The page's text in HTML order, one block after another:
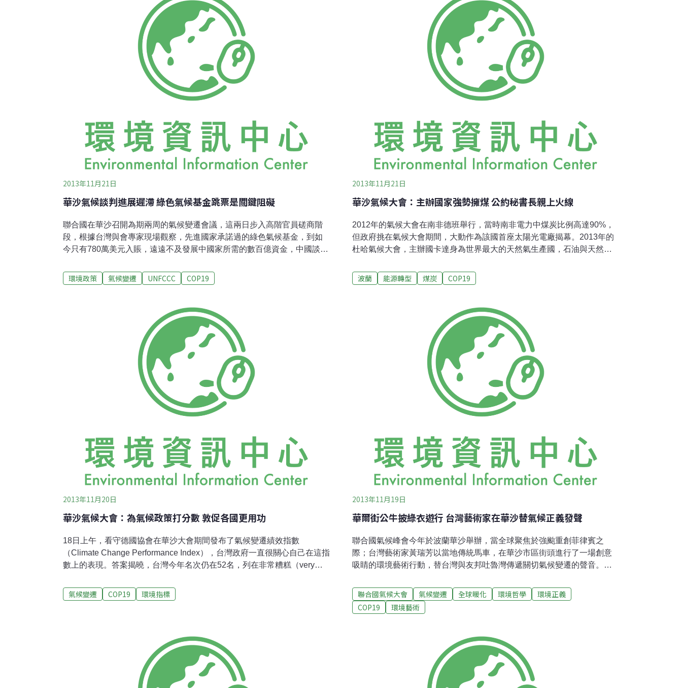
是妥協下的產物，僅將原則性文字置入。其中最具爭議的一點是，裡面尚
未包含減碳承諾，而是這樣寫的：「請各締約國著手或加強國內準備工
作，各國政府透過議定書或法條，產出本國的國家減碳貢獻…。」這裡原
本使用的是「承諾」（commitments），
Hedegaard解釋，「我們不可能有一種制度，是全球不管哪裡一發生嚴重
氣候事件，就自動繳出補償金。」氣候融資 氣候會談最爭議話題海燕颱風
在菲律賓造成的災情讓許多貧窮國家開始重視補償金的來源。世界銀行指
出，過去十年來，極端氣候事件造成的全球經濟損失已飆升到每年近2
2013年11月21日
華沙氣候談判進展遲滯 綠色氣候基金跳票是關鍵阻礙
聯合國在華沙召開為期兩周的氣候變遷會議，這兩日步入高階官員磋商階
段，根據台灣與會專家現場觀察，先進國家承諾過的綠色氣候基金，到如
今只有780萬美元入賬，遠遠不及發展中國家所需的數百億資金，中國談判
關鍵。氣象專家彭啟明解讀此訊息為：先進國家必須以實際的資金投入來
表現政治決心、展現誠意，談判才能進展下去，否則就談不出結果。同樣
談判的關鍵。由於各國已訂出在2015年提出新的協議，使得這次的華沙會
議注定是過渡階段，目前看來談判進度緩慢，觀望態度居多。其實從聯合
國秘書長潘基文的公開談話中，也可看出氣候基金在這次談判中扮演的關
鍵角色。據聯合國官方消息，潘基文對各國領導人公開談話時，呼籲要把
環境列為優先的國內政治課題，也要提供實質的氣候基金，好讓談判得以
持續進行，以利預訂20
環境政策 氣候變遷 UNFCCC COP19
2013年11月21日
華沙氣候大會：主辦國家強勢擁煤 公約秘書長親上火線
2012年的氣候大會在南非德班舉行，當時南非電力中煤炭比例高達90%，
但政府挑在氣候大會期間，大動作為該國首座太陽光電廠揭幕。2013年的
杜哈氣候大會，主辦國卡達身為世界最大的天然氣生產國，石油與天然氣
碳承諾，此外，主會場所在的綠建築則極度彰顯該國重視能源效率的決
心。然而今年，波蘭政府則是跌破大家眼鏡，直接由經濟部出面與世界煤
的環境部長Marcin Korolec則在議程還在進行的中途，在內閣改組中被解
職，但大會主席職務仍將繼續。取代他的是原波蘭副財長Maciej
Grabowski，已經公開宣示首要任務是推動頁岩氣（shale gas）的開採。
從來沒有主辦國這麼絕，這相當令人玩味。煤炭高峰會邀請氣候變遷公約
組織秘書長Christiana Figuere
波蘭 能源轉型 煤炭 COP19
2013年11月20日
華沙氣候大會：為氣候政策打分數 敦促各國更用功
18日上午，看守德國協會在華沙大會期間發布了氣候變遷績效指數
（Climate Change Performance Index），台灣政府一直很關心自己在這指
數上的表現。答案揭曉，台灣今年名次仍在52名，列在非常糟糕（very
的表現，是否有正向的參考價值讓我們參照與依循。氣候變遷績效指數針
對58大溫室氣體排放國家進行評估，而前三名總因為減碳目標力道不足而
可從政策監督角度，更高標準檢查各國政府氣候政策。舉例來說，德國一
直被認為是氣候與能源政策上的模範生，但卻從去年的第8名大幅退後到第
19名，對剛以能源轉型政策獲選連任的梅克爾總理來說，情何以堪。看守
德國計畫主持人Jan Burck說明，在歐盟層次上
氣候變遷 COP19 環境指標
2013年11月19日
華爾街公牛披綠衣遊行 台灣藝術家在華沙替氣候正義發聲
聯合國氣候峰會今年於波蘭華沙舉辦，當全球聚焦於強颱重創菲律賓之
際；台灣藝術家黃瑞芳以當地傳統馬車，在華沙市區街頭進行了一場創意
吸睛的環境藝術行動，替台灣與友邦吐魯灣傳遞關切氣候變遷的聲音。黃
一場以當地傳統馬車裝載象徵資本主義的華爾街公牛雕塑；他表示，以滿
腦腸肥的公牛身軀壓坐著象徵弱小國家的吐瓦魯海龜，呈現出氣候峰會上
強國罔顧減排議題，欺壓弱小氣候變遷受難國的處境。黃瑞芳指出，台灣
退下，各國高喊減排口號，卻難有實際作為；他透過象徵資本主義一味追
求經濟短利，許多國家及企業亦空談綠色形象包裝，實際卻拒絕承諾加速
減排協定的制定。因此將此件華爾街公牛雕塑披上綠色外衣，嘲諷這個空
談綠色的年代。此行動藝術遊行華沙重要歷史景點，奇觀的綠色公牛作品
聯合國氣候大會 氣候變遷 全球暖化 環境哲學
環境正義
COP19
環境藝術